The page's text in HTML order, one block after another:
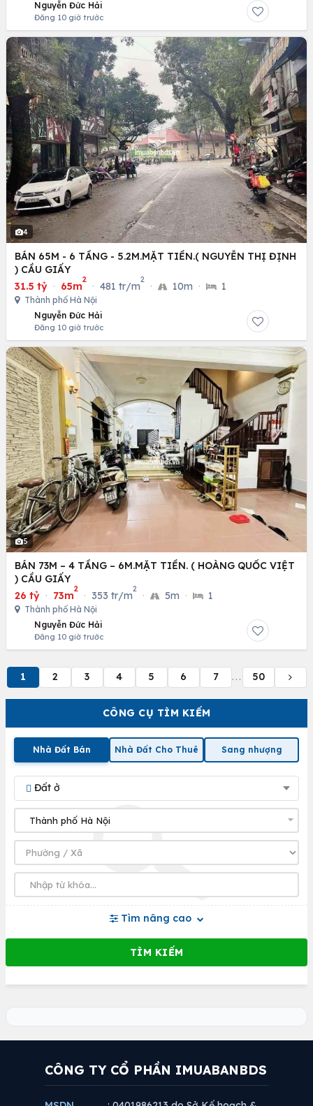
CÔNG CỤ TÌM KIẾM
Nhà Đất Bán Nhà Đất Cho Thuê Sang nhượng
Đất ở
Tìm nâng cao
Nguyễn Đức Hải
Đăng 10 giờ trước
4
BÁN 65M - 6 TẦNG - 5.2M.MẶT TIỀN.( NGUYỄN THỊ ĐỊNH
) CẦU GIẤY
31.5 tỷ · 65m
2
· 481 tr/m
2
· 10m · 1
Thành phố Hà Nội
Nguyễn Đức Hải
Đăng 10 giờ trước
5
BÁN 73M – 4 TẦNG – 6M.MẶT TIỀN. ( HOÀNG QUỐC VIỆT
) CẦU GIẤY
26 tỷ · 73m
2
· 353 tr/m
2
· 5m · 1
Thành phố Hà Nội
Nguyễn Đức Hải
Đăng 10 giờ trước
1 2 3 4 5 6 7 ... 50
CÔNG TY CỔ PHẦN IMUABANBDS